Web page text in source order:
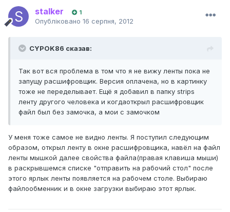
stalker 1
Опубліковано 16 серпня, 2012
CYPOK86 сказав:
Так вот вся проблема в том что я не вижу ленты пока не
запущу расшифровщик. Версия оплачена, но в картинку
тоже не переделывает. Ещё я добавил в папку strips
ленту другого человека и когдаоткрыл расшифровщик
файл был без замочка, а мои с замочком
У меня тоже самое не видно ленты. Я поступил следующим
образом, открыл ленту в окне расшифровщика, навёл на файл
ленты мышкой далее свойства файла(правая клавиша мыши)
в раскрывшемся списке "отправить на рабочий стол" после
этого ярлык ленты появляется на рабочем столе. Выбираю
файлообменник и в окне загрузки выбираю этот ярлык.